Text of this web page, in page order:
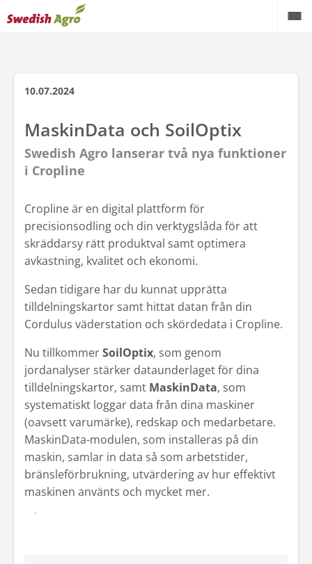
10.07.2024
MaskinData och SoilOptix
Swedish Agro lanserar två nya funktioner
i Cropline
Cropline är en digital plattform för
precisionsodling och din verktygslåda för att
skräddarsy rätt produktval samt optimera
avkastning, kvalitet och ekonomi.
Sedan tidigare har du kunnat upprätta
tilldelningskartor samt hittat datan från din
Cordulus väderstation och skördedata i Cropline.
Nu tillkommerSoilOptix, som genom
jordanalyser stärker dataunderlaget för dina
tilldelningskartor, samt MaskinData, som
systematiskt loggar data från dina maskiner
(oavsett varumärke), redskap och medarbetare.
MaskinData-modulen, som installeras på din
maskin, samlar in data så som arbetstider,
bränsleförbrukning, utvärdering av hur effektivt
maskinen använts och mycket mer.
Läs mer
Maskiner
Aktuellt
Kampanjer
Om oss
Mina sidor